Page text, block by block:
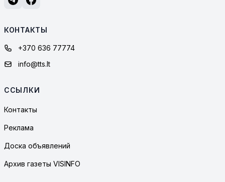
КОНТАКТЫ
+370 636 77774
info@tts.lt
ССЫЛКИ
Контакты
Реклама
Доска объявлений
Архив газеты VISINFO